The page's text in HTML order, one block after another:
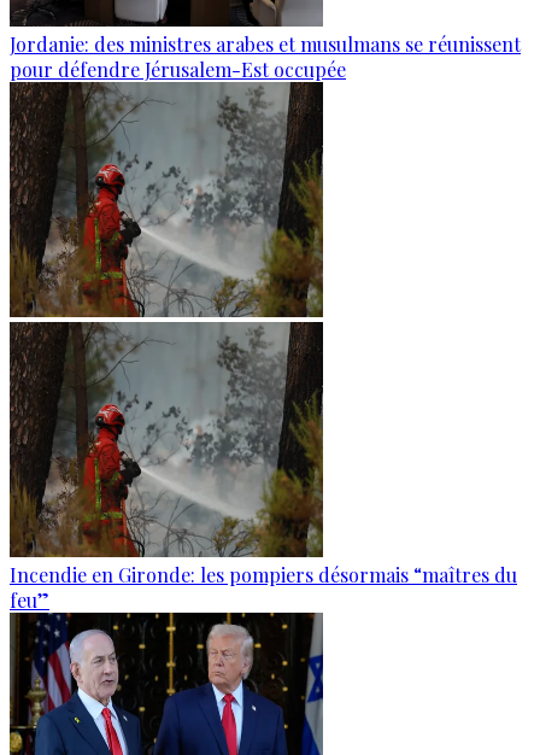
Jordanie: des ministres arabes et musulmans se réunissent
pour défendre Jérusalem-Est occupée
Incendie en Gironde: les pompiers désormais “maîtres du
feu”